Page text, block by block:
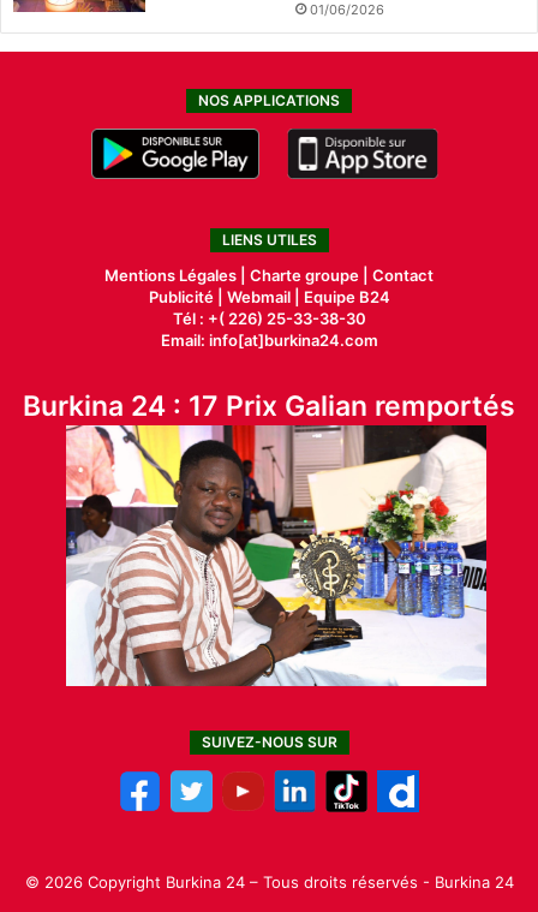
01/06/2026
NOS APPLICATIONS
LIENS UTILES
Mentions Légales | Charte groupe | Contact
Publicité| Webmail |
Equipe B24
Tél : +( 226) 25-33-38-30
Email: info[at]burkina24.com
Burkina 24 : 17 Prix Galian remportés
SUIVEZ-NOUS SUR
© 2026 Copyright Burkina 24 – Tous droits réservés - Burkina 24